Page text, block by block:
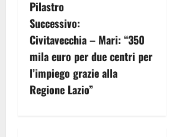
v
i
g
a
Pilastro
Successivo:
Civitavecchia – Mari: “350
mila euro per due centri per
l’impiego grazie alla
Regione Lazio”